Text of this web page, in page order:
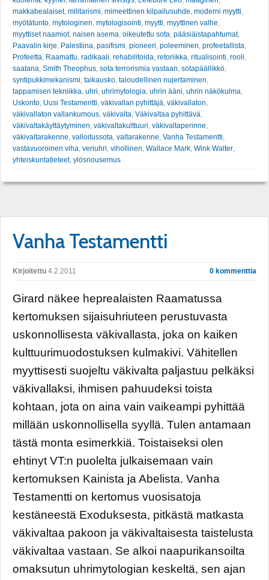
makkabealaiset, militarismi, mimeettinen kilpailusuhde, moderni myytti,
myötätunto, mytologinen, mytologisointi, myytti, myyttinen valhe,
myyttiset naamiot, naisen asema, oikeutettu sota, pääsiäistapahtumat,
Paavalin kirje, Palestiina, pasifismi, pioneeri, poleeminen, profeetallista,
Profeetta, Raamattu, radikaali, rehabilitoida, retoriikka, ritualisointi, rooli,
saatana, Smith Theophus, sota terrorismia vastaan, sotapäällikkö,
syntipukkimekanismi, taikausko, taloudellinen nujertaminen,
tappamisen tekniikka, uhri, uhrimytologia, uhrin ääni, uhrin näkökulma,
Uskonto, Uusi Testamentti, väkivallan pyhittäjä, väkivallaton,
väkivallaton vallankumous, väkivalta, Väkivaltaa pyhittävä,
väkivaltakäyttäytyminen, väkivaltakulttuuri, väkivaltaperinne,
väkivaltarakenne, valloitussota, valtarakenne, Vanha Testamentti,
vastavuoroinen viha, veriuhri, vihollinen, Wallace Mark, Wink Walter,
yhteiskuntatieteet, ylösnousemus
Vanha Testamentti
Kirjoitettu 4.2.2011 0 kommenttia
Girard näkee heprealaisten Raamatussa
kertomuksen sijaisuhriuteen perustuvasta
uskonnollisesta väkivallasta, joka on kaiken
kulttuurimuodostuksen kulmakivi. Vähitellen
myyttisesti suojeltu väkivalta paljastuu pelkäksi
väkivallaksi, ihmisen pahuudeksi toista
kohtaan, jota on aina vain vaikeampi pyhittää
millään uskonnollisella syyllä. Tulen antamaan
tästä monta esimerkkiä. Toistaiseksi olen
ehtinyt VT:n puolelta julkaisemaan vain
kertomuksen Kainista ja Abelista. Vanha
Testamentti on kertomus vuosisatoja
kestäneestä Exoduksesta, pitkästä matkasta
väkivaltaa pakoon ja väkivaltaisesta taistelusta
väkivaltaa vastaan. Se alkoi naapurikansoilta
omaksutun uhrimytologian keskeltä, sen ajan